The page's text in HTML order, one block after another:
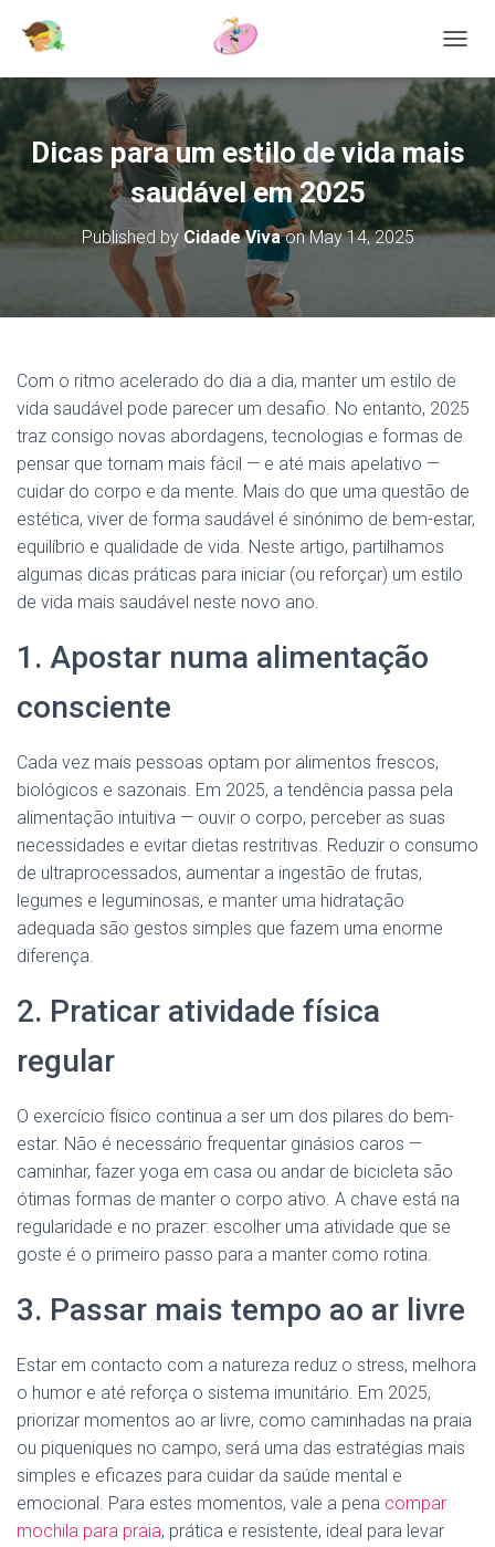
O
E
A
V
Dicas para um estilo de vida mais
saudável em 2025
Published by Cidade VivaonMay 14, 2025
Com o ritmo acelerado do dia a dia, manter um estilo de
vida saudável pode parecer um desafio. No entanto, 2025
traz consigo novas abordagens, tecnologias e formas de
pensar que tornam mais fácil — e até mais apelativo —
cuidar do corpo e da mente. Mais do que uma questão de
estética, viver de forma saudável é sinónimo de bem-estar,
equilíbrio e qualidade de vida. Neste artigo, partilhamos
algumas dicas práticas para iniciar (ou reforçar) um estilo
de vida mais saudável neste novo ano.
1. Apostar numa alimentação
consciente
Cada vez mais pessoas optam por alimentos frescos,
biológicos e sazonais. Em 2025, a tendência passa pela
alimentação intuitiva — ouvir o corpo, perceber as suas
necessidades e evitar dietas restritivas. Reduzir o consumo
de ultraprocessados, aumentar a ingestão de frutas,
legumes e leguminosas, e manter uma hidratação
adequada são gestos simples que fazem uma enorme
diferença.
2. Praticar atividade física
regular
O exercício físico continua a ser um dos pilares do bem-
estar. Não é necessário frequentar ginásios caros —
caminhar, fazer yoga em casa ou andar de bicicleta são
ótimas formas de manter o corpo ativo. A chave está na
regularidade e no prazer: escolher uma atividade que se
goste é o primeiro passo para a manter como rotina.
3. Passar mais tempo ao ar livre
Estar em contacto com a natureza reduz o stress, melhora
o humor e até reforça o sistema imunitário. Em 2025,
priorizar momentos ao ar livre, como caminhadas na praia
ou piqueniques no campo, será uma das estratégias mais
simples e eficazes para cuidar da saúde mental e
emocional. Para estes momentos, vale a pena compar
mochila para praia, prática e resistente, ideal para levar